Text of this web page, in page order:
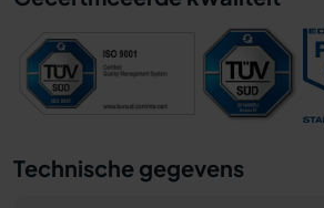
Technische gegevens